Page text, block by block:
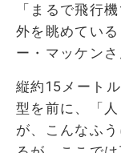
「まるで飛行
外を眺めてい
ー・マッケン
縦約15メート
型を前に、「
が、こんなふ